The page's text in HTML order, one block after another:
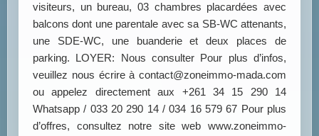
visiteurs, un bureau, 03 chambres placardées avec
balcons dont une parentale avec sa SB-WC attenants,
une SDE-WC, une buanderie et deux places de
parking. LOYER: Nous consulter Pour plus d’infos,
veuillez nous écrire à contact@zoneimmo-mada.com
ou appelez directement aux +261 34 15 290 14
Whatsapp / 033 20 290 14 / 034 16 579 67 Pour plus
d’offres, consultez notre site web www.zoneimmo-